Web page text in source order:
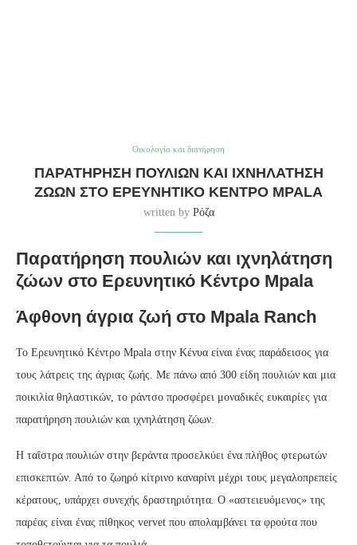
Οικολογία και διατήρηση
ΠΑΡΑΤΉΡΗΣΗ ΠΟΥΛΙΏΝ ΚΑΙ ΙΧΝΗΛΆΤΗΣΗ
ΖΏΩΝ ΣΤΟ ΕΡΕΥΝΗΤΙΚΌ ΚΈΝΤΡΟ MPALA
written by Ρόζα
Παρατήρηση πουλιών και ιχνηλάτηση
ζώων στο Ερευνητικό Κέντρο Mpala
Άφθονη άγρια ζωή στο Mpala Ranch
Το Ερευνητικό Κέντρο Mpala στην Κένυα είναι ένας παράδεισος για
τους λάτρεις της άγριας ζωής. Με πάνω από 300 είδη πουλιών και μια
ποικιλία θηλαστικών, το ράντσο προσφέρει μοναδικές ευκαιρίες για
παρατήρηση πουλιών και ιχνηλάτηση ζώων.
Η ταΐστρα πουλιών στην βεράντα προσελκύει ένα πλήθος φτερωτών
επισκεπτών. Από το ζωηρό κίτρινο καναρίνι μέχρι τους μεγαλοπρεπείς
κέρατους, υπάρχει συνεχής δραστηριότητα. Ο «αστειευόμενος» της
παρέας είναι ένας πίθηκος vervet που απολαμβάνει τα φρούτα που